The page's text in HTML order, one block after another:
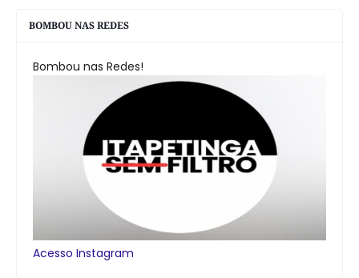
BOMBOU NAS REDES
Bombou nas Redes!
Acesso Instagram